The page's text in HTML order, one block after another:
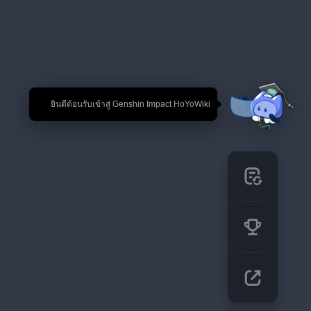
🎉 ยินดีต้อนรับเข้าสู่ Genshin Impact HoYoWiki